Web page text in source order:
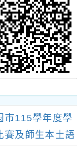
市115學年度學
賽及師生本土語
衛生福利部「醫
務機構辦理口腔